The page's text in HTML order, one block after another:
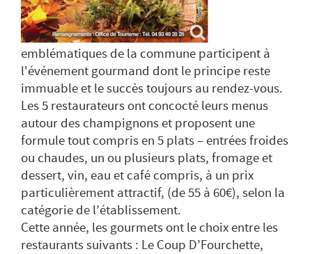
emblématiques de la commune participent à
l'événement gourmand dont le principe reste
immuable et le succès toujours au rendez-vous.
Les 5 restaurateurs ont concocté leurs menus
autour des champignons et proposent une
formule tout compris en 5 plats – entrées froides
ou chaudes, un ou plusieurs plats, fromage et
dessert, vin, eau et café compris, à un prix
particulièrement attractif, (de 55 à 60€), selon la
catégorie de l’établissement.
Cette année, les gourmets ont le choix entre les
restaurants suivants : Le Coup D’Fourchette,